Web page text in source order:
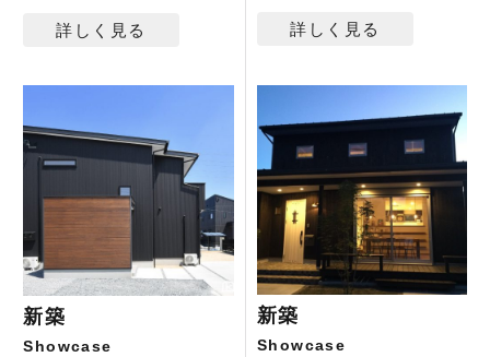
詳しく見る 詳しく見る
新築
Showcase
新築
Showcase